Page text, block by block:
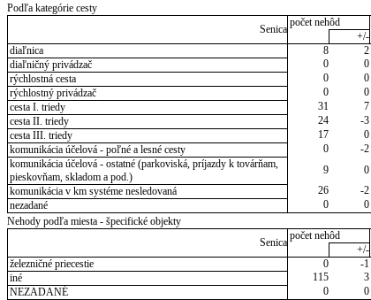
Podľa kategórie cesty
Senica
počet nehôd
+/-
diaľnica
8 2
diaľničný privádzač
0 0
rýchlostná cesta
0 0
rýchlostný privádzač
0 0
cesta I. triedy
31 7
cesta II. triedy
24 -3
cesta III. triedy
17 0
komunikácia účelová - poľné a lesné cesty
0 -2
komunikácia účelová - ostatné (parkoviská, príjazdy k továrňam,
pieskovňam, skladom a pod.)
9 0
komunikácia v km systéme nesledovaná
26 -2
nezadané
0 0
Nehody podľa miesta - špecifické objekty
Senica
počet nehôd
+/-
železničné priecestie
0 -1
iné
115 3
NEZADANÉ
0 0